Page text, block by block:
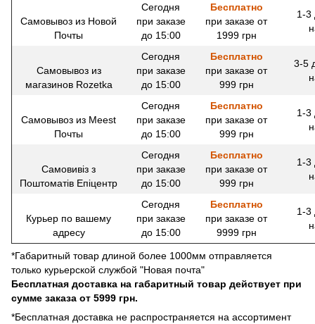
Самовывоз из Новой
Почты
Сегодня
при заказе
до 15:00
Бесплатно
при заказе от
1999 грн
1-3
Самовывоз из
магазинов Rozetka
Сегодня
при заказе
до 15:00
Бесплатно
при заказе от
999 грн
3-5
Самовывоз из Meest
Почты
Сегодня
при заказе
до 15:00
Бесплатно
при заказе от
999 грн
1-3
Самовивіз з
Поштоматів Епіцентр
Сегодня
при заказе
до 15:00
Бесплатно
при заказе от
999 грн
1-3
Курьер по вашему
адресу
Сегодня
при заказе
до 15:00
Бесплатно
при заказе от
9999 грн
1-3
*Габаритный товар длиной более 1000мм отправляется
только курьерской службой "Новая почта"
Бесплатная доставка на габаритный товар действует при
сумме заказа от 5999 грн.
*Бесплатная доставка не распространяется на ассортимент